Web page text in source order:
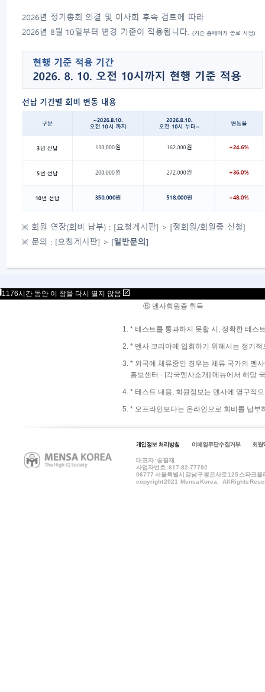
⑥ 멘사회원증 및 회원번호 취득
- 뱃지 수령, 자기 소개
④ 가입비/연회비 납부
⑤ 등급조정게시판을 통해 등급상향조
- 멘사 연혁, 구성, 회원 규정 이해
몇 년전에 테스트를 통과하였고, 가입하
④ 연회비 납부
⑥ 멘사회원증 취득
* 테스트를 통과하지 못할 시, 정확한 테스
* 멘사 코리아에 입회하기 위해서는 정기
* 외국에 체류중인 경우는 체류 국가의 멘
홍보센터 - [각국멘사소개] 메뉴에서 해당
* 테스트 내용, 회원정보는 멘사에 영구적
* 오프라인보다는 온라인으로 회비를 납부
대표자 : 송필재
사업자번호 : 617-82-77792
06777 서울특별시 강남구 봉은사로 125 스파
copyright 2021 Mensa Korea. All Rights
1176시간 동안 이 창을 다시 열지 않음